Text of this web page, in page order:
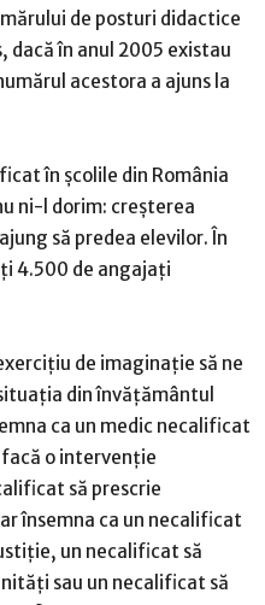
de posturi didactice
dacă în anul 2005 existau
acestora a ajuns la
în şcolile din România
ni-l dorim: creşterea
să predea elevilor. În
4.500 de angajaţi
de imaginaţie să ne
din învăţământul
ca un medic necalificat
facă o intervenţie
să prescrie
însemna ca un necalificat
un necalificat să
sau un necalificat să